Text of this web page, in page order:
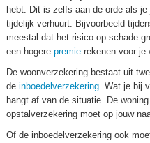
hebt. Dit is zelfs aan de orde als
tijdelijk verhuurt. Bijvoorbeeld
meestal dat het risico op schade
een hogere premie rekenen voor je
De woonverzekering bestaat uit
de inboedelverzekering. Wat je bij
hangt af van de situatie. De
opstalverzekering moet op jouw
Of de inboedelverzekering ook